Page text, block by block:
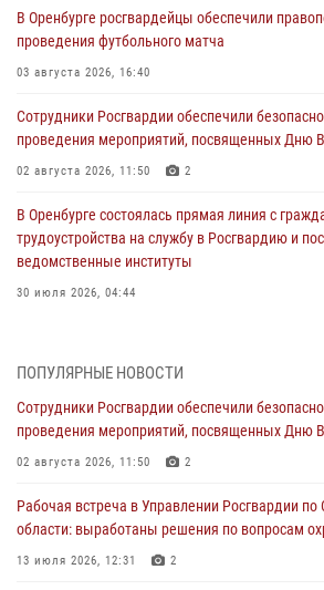
В Оренбурге росгвардейцы обеспечили
проведения футбольного матча
03 августа 2026, 16:40
Сотрудники Росгвардии обеспечили
проведения мероприятий, посвященных Дню
02 августа 2026, 11:50 2
В Оренбурге состоялась прямая линия с
трудоустройства на службу в Росгвардию и
ведомственные институты
30 июля 2026, 04:44
28 июля 2026, 09:41 1
Росгвардейцы обеспечили правопорядок на
ВМФ в Оренбурге
27 июля 2026, 14:36 2
Росгвардейцы предотвратили трагедию:
жизненной ситуации (ВИДЕО)
26 июля 2026, 14:45 1
ПОПУЛЯРНЫЕ НОВОСТИ
Сотрудники Росгвардии обеспечили
проведения мероприятий, посвященных Дню
02 августа 2026, 11:50 2
Рабочая встреча в Управлении Росгвардии по
области: выработаны решения по вопросам
13 июля 2026, 12:31 2